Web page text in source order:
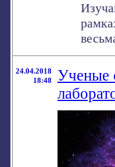
24.04.2018
18:48
Ученые